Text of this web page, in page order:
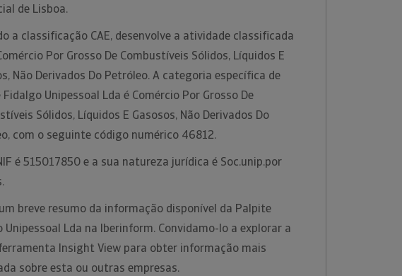
de Lisboa.
a classificação CAE, desenvolve a atividade classificada
Por Grosso De Combustíveis Sólidos, Líquidos E
Não Derivados Do Petróleo. A categoria específica de
Unipessoal Lda é Comércio Por Grosso De
Sólidos, Líquidos E Gasosos, Não Derivados Do
com o seguinte código numérico 46812.
é 515017850 e a sua natureza jurídica é Soc.unip.por
breve resumo da informação disponível da Palpite
Unipessoal Lda na Iberinform. Convidamo-lo a explorar a
Insight View para obter informação mais
sobre esta ou outras empresas.